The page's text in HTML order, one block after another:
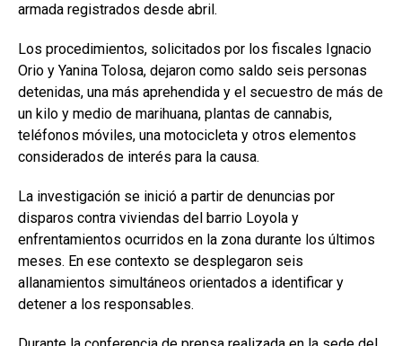
armada registrados desde abril.
Los procedimientos, solicitados por los fiscales Ignacio
Orio y Yanina Tolosa, dejaron como saldo seis personas
detenidas, una más aprehendida y el secuestro de más de
un kilo y medio de marihuana, plantas de cannabis,
teléfonos móviles, una motocicleta y otros elementos
considerados de interés para la causa.
La investigación se inició a partir de denuncias por
disparos contra viviendas del barrio Loyola y
enfrentamientos ocurridos en la zona durante los últimos
meses. En ese contexto se desplegaron seis
allanamientos simultáneos orientados a identificar y
detener a los responsables.